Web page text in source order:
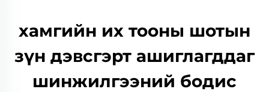
хамгийн их тооны шотын
зүн дэвсгэрт ашиглагддаг
шинжилгээний бодис